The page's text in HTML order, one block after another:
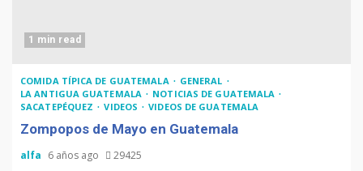
1 min read
COMIDA TÍPICA DE GUATEMALA
GENERAL
LA ANTIGUA GUATEMALA
NOTICIAS DE GUATEMALA
SACATEPÉQUEZ
VIDEOS VIDEOS DE GUATEMALA
Zompopos de Mayo en Guatemala
alfa 6 años ago 29425